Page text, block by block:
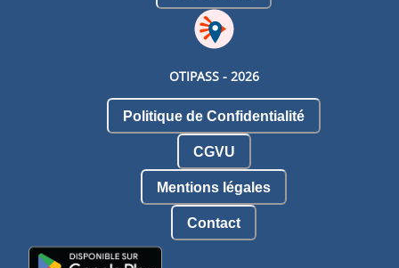
OTIPASS - 2026
Politique de Confidentialité
CGVU
Mentions légales
Contact